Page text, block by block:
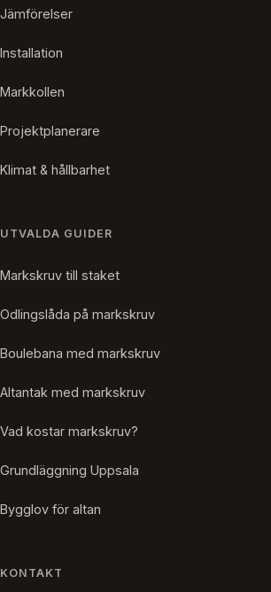
Jämförelser
Installation
Markkollen
Projektplanerare
Klimat & hållbarhet
UTVALDA GUIDER
Markskruv till staket
Odlingslåda på markskruv
Boulebana med markskruv
Altantak med markskruv
Vad kostar markskruv?
Grundläggning Uppsala
Bygglov för altan
KONTAKT